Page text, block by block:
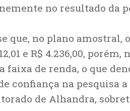
no resultado da
que, no plano amostral,
e R$ 4.236,00,
faixa de renda, o que
confiança na pesquisa
de Alhandra,